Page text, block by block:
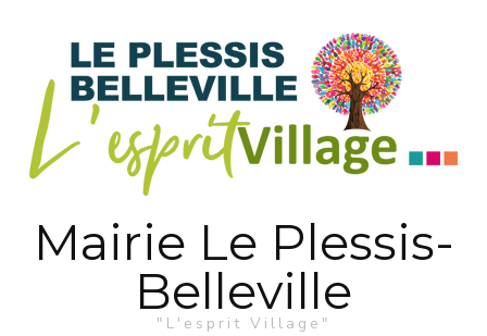
Mairie Le Plessis-
Belleville
"L'esprit Village"